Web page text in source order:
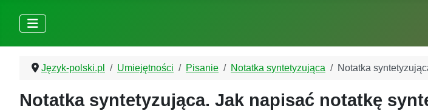
Język-polski.pl Umiejętności Pisanie Notatka syntetyzująca Notatka
Notatka syntetyzująca. Jak napisać notatkę